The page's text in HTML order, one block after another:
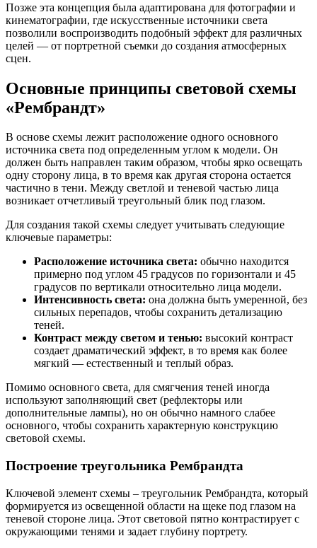
Позже эта концепция была адаптирована для фотографии и
кинематографии, где искусственные источники света
позволили воспроизводить подобный эффект для различных
целей — от портретной съемки до создания атмосферных
сцен.
Основные принципы световой схемы
«Рембрандт»
В основе схемы лежит расположение одного основного
источника света под определенным углом к модели. Он
должен быть направлен таким образом, чтобы ярко освещать
одну сторону лица, в то время как другая сторона остается
частично в тени. Между светлой и теневой частью лица
возникает отчетливый треугольный блик под глазом.
Для создания такой схемы следует учитывать следующие
ключевые параметры:
Расположение источника света: обычно находится
примерно под углом 45 градусов по горизонтали и 45
градусов по вертикали относительно лица модели.
Интенсивность света: она должна быть умеренной, без
сильных перепадов, чтобы сохранить детализацию
теней.
Контраст между светом и тенью: высокий контраст
создает драматический эффект, в то время как более
мягкий — естественный и теплый образ.
Помимо основного света, для смягчения теней иногда
используют заполняющий свет (рефлекторы или
дополнительные лампы), но он обычно намного слабее
основного, чтобы сохранить характерную конструкцию
световой схемы.
Построение треугольника Рембрандта
Ключевой элемент схемы – треугольник Рембрандта, который
формируется из освещенной области на щеке под глазом на
теневой стороне лица. Этот световой пятно контрастирует с
окружающими тенями и задает глубину портрету.